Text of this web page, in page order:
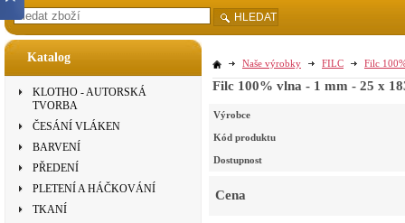
Katalog
KLOTHO - AUTORSKÁ
TVORBA
ČESÁNÍ VLÁKEN
BARVENÍ
PŘEDENÍ
PLETENÍ A HÁČKOVÁNÍ
TKANÍ
Naše výrobky FILC Filc
Filc 100% vlna - 1 mm - 25 x
Výrobce
Kód produktu
Dostupnost
Cena
HLEDAT